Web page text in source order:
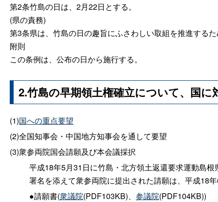
第2条竹島の日は、2月22日とする。
(県の責務)
第3条県は、竹島の日の趣旨にふさわしい取組を推進する
附則
この条例は、公布の日から施行する。
2.竹島の早期領土権確立について、国
(1)国への重点要望
(2)全国知事会・中国地方知事会を通して要望
(3)衆参両院国会請願及び本会議採択
平成18年5月31日に竹島・北方領土返還要求運動島
署名を添えて衆参両院に提出された請願は、平成18
●請願書(衆議院(PDF103KB)、 参議院(PDF104KB))